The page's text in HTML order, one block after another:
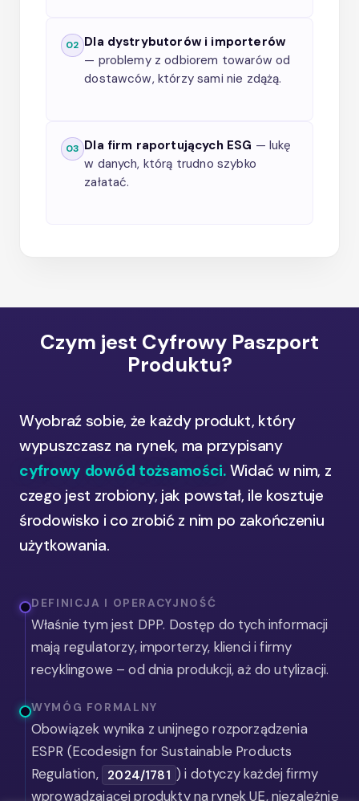
02 Dla dystrybutorów i importerów
— problemy z odbiorem towarów od
dostawców, którzy sami nie zdążą.
03 Dla firm raportujących ESG — lukę
w danych, którą trudno szybko
załatać.
Czym jest Cyfrowy Paszport
Produktu?
Wyobraź sobie, że każdy produkt, który
wypuszczasz na rynek, ma przypisany
cyfrowy dowód tożsamości.Widać w nim, z
czego jest zrobiony, jak powstał, ile kosztuje
środowisko i co zrobić z nim po zakończeniu
użytkowania.
DEFINICJA I OPERACYJNOŚĆ
Właśnie tym jest DPP. Dostęp do tych informacji
mają regulatorzy, importerzy, klienci i firmy
recyklingowe – od dnia produkcji, aż do utylizacji.
WYMÓG FORMALNY
Obowiązek wynika z unijnego rozporządzenia
ESPR (Ecodesign for Sustainable Products
Regulation, 2024/1781 ) i dotyczy każdej firmy
wprowadzającej produkty na rynek UE, niezależnie